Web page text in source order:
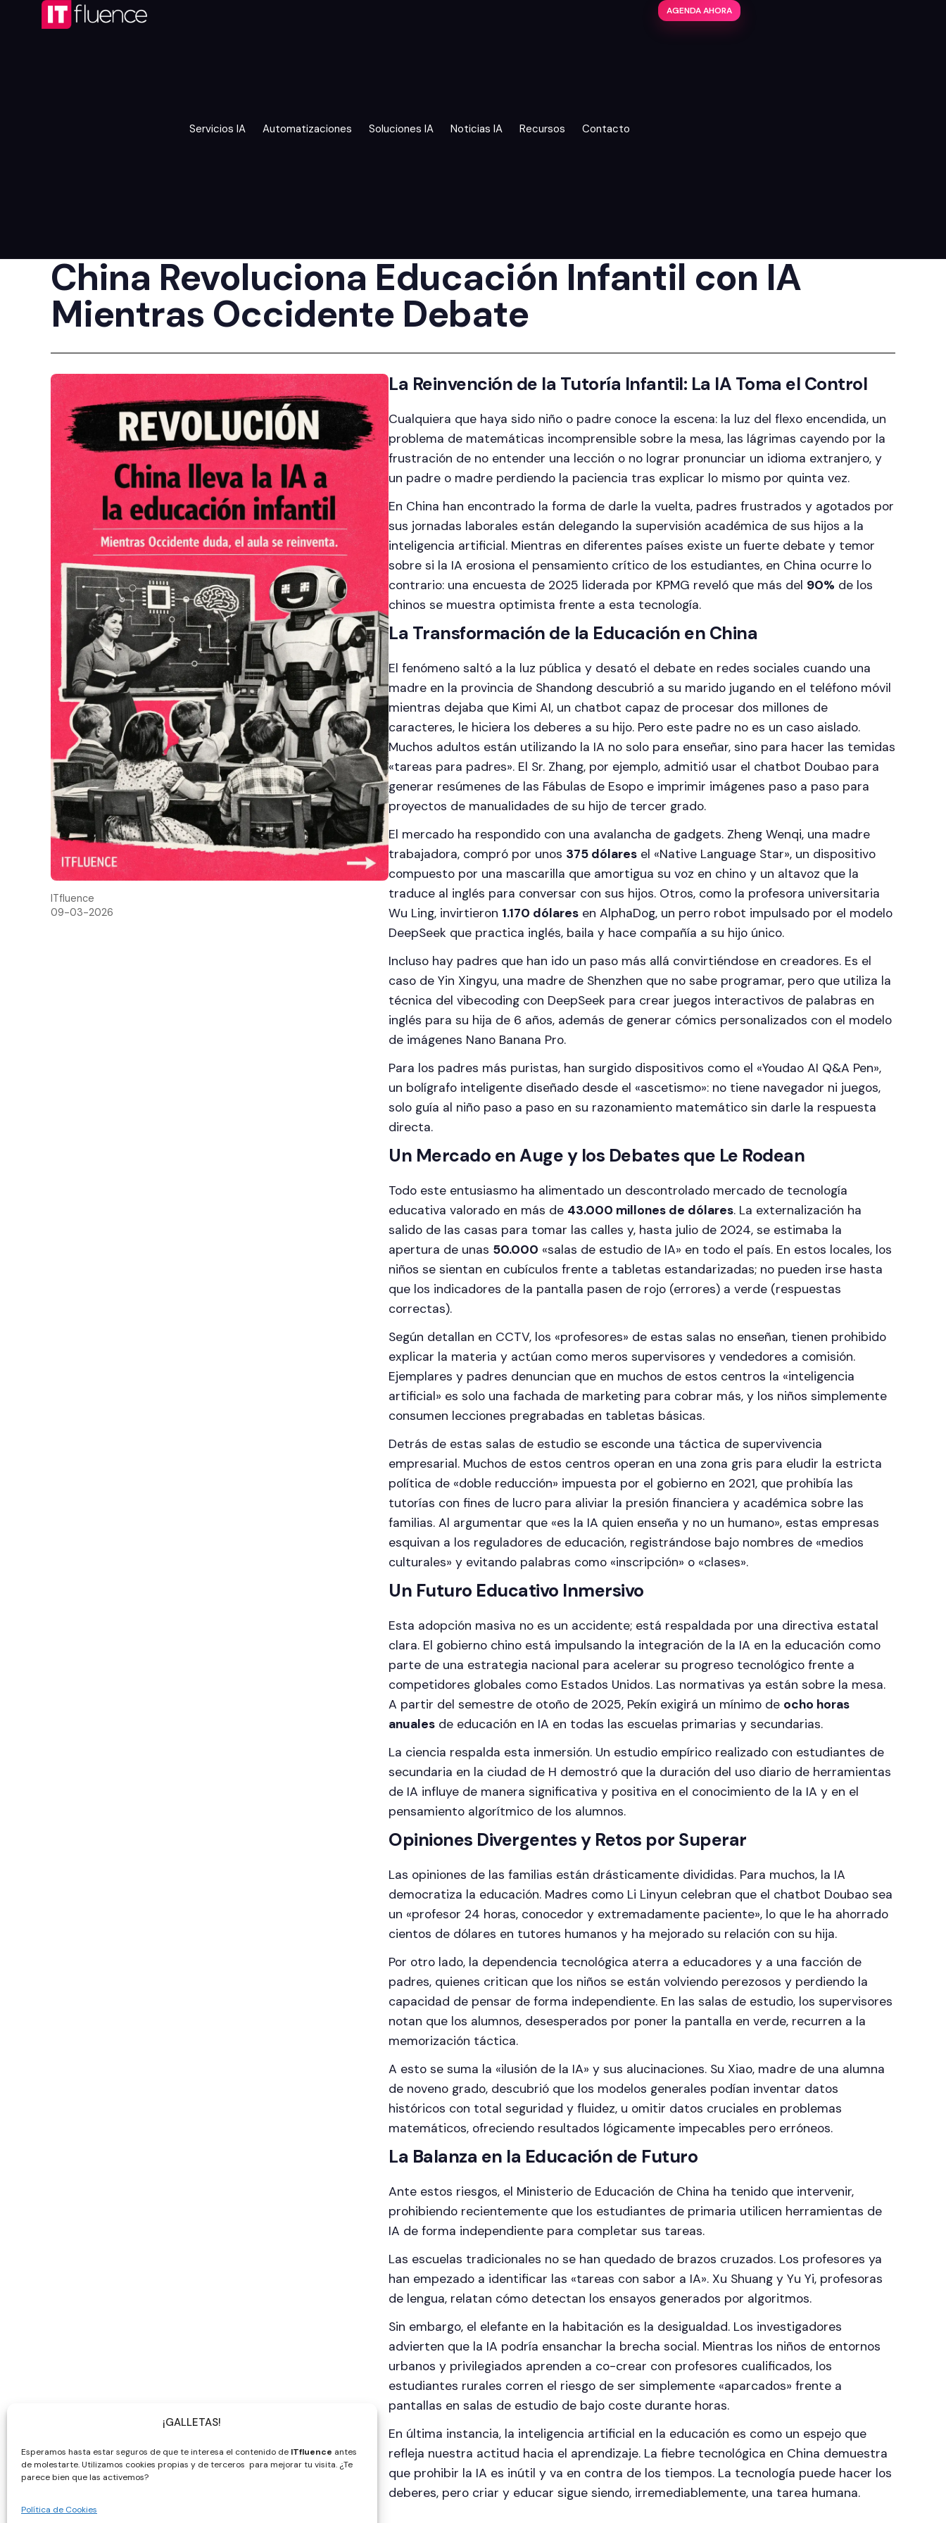
¡GALLETAS!
Esperamos hasta estar seguros de que te interesa el contenido de ITfluence antes
de molestarte. Utilizamos cookies propias y de terceros para mejorar tu visita. ¿Te
parece bien que las activemos?
Política de Cookies
Servicios IA Automatizaciones Soluciones IA Noticias IA Recursos Contacto
AGENDA AHORA
China Revoluciona Educación Infantil con IA
Mientras Occidente Debate
ITfluence
09-03-2026
La Reinvención de la Tutoría Infantil: La IA Toma el Control
Cualquiera que haya sido niño o padre conoce la escena: la luz del flexo encendida, un
problema de matemáticas incomprensible sobre la mesa, las lágrimas cayendo por la
frustración de no entender una lección o no lograr pronunciar un idioma extranjero, y
un padre o madre perdiendo la paciencia tras explicar lo mismo por quinta vez.
En China han encontrado la forma de darle la vuelta, padres frustrados y agotados por
sus jornadas laborales están delegando la supervisión académica de sus hijos a la
inteligencia artificial. Mientras en diferentes países existe un fuerte debate y temor
sobre si la IA erosiona el pensamiento crítico de los estudiantes, en China ocurre lo
contrario: una encuesta de 2025 liderada por KPMG reveló que más del 90% de los
chinos se muestra optimista frente a esta tecnología.
La Transformación de la Educación en China
El fenómeno saltó a la luz pública y desató el debate en redes sociales cuando una
madre en la provincia de Shandong descubrió a su marido jugando en el teléfono móvil
mientras dejaba que Kimi AI, un chatbot capaz de procesar dos millones de
caracteres, le hiciera los deberes a su hijo. Pero este padre no es un caso aislado.
Muchos adultos están utilizando la IA no solo para enseñar, sino para hacer las temidas
«tareas para padres». El Sr. Zhang, por ejemplo, admitió usar el chatbot Doubao para
generar resúmenes de las Fábulas de Esopo e imprimir imágenes paso a paso para
proyectos de manualidades de su hijo de tercer grado.
El mercado ha respondido con una avalancha de gadgets. Zheng Wenqi, una madre
trabajadora, compró por unos 375 dólares el «Native Language Star», un dispositivo
compuesto por una mascarilla que amortigua su voz en chino y un altavoz que la
traduce al inglés para conversar con sus hijos. Otros, como la profesora universitaria
Wu Ling, invirtieron 1.170 dólares en AlphaDog, un perro robot impulsado por el modelo
DeepSeek que practica inglés, baila y hace compañía a su hijo único.
Incluso hay padres que han ido un paso más allá convirtiéndose en creadores. Es el
caso de Yin Xingyu, una madre de Shenzhen que no sabe programar, pero que utiliza la
técnica del vibecoding con DeepSeek para crear juegos interactivos de palabras en
inglés para su hija de 6 años, además de generar cómics personalizados con el modelo
de imágenes Nano Banana Pro.
Para los padres más puristas, han surgido dispositivos como el «Youdao AI Q&A Pen»,
un bolígrafo inteligente diseñado desde el «ascetismo»: no tiene navegador ni juegos,
solo guía al niño paso a paso en su razonamiento matemático sin darle la respuesta
directa.
Un Mercado en Auge y los Debates que Le Rodean
Todo este entusiasmo ha alimentado un descontrolado mercado de tecnología
educativa valorado en más de 43.000 millones de dólares. La externalización ha
salido de las casas para tomar las calles y, hasta julio de 2024, se estimaba la
apertura de unas 50.000 «salas de estudio de IA» en todo el país. En estos locales, los
niños se sientan en cubículos frente a tabletas estandarizadas; no pueden irse hasta
que los indicadores de la pantalla pasen de rojo (errores) a verde (respuestas
correctas).
Según detallan en CCTV, los «profesores» de estas salas no enseñan, tienen prohibido
explicar la materia y actúan como meros supervisores y vendedores a comisión.
Ejemplares y padres denuncian que en muchos de estos centros la «inteligencia
artificial» es solo una fachada de marketing para cobrar más, y los niños simplemente
consumen lecciones pregrabadas en tabletas básicas.
Detrás de estas salas de estudio se esconde una táctica de supervivencia
empresarial. Muchos de estos centros operan en una zona gris para eludir la estricta
política de «doble reducción» impuesta por el gobierno en 2021, que prohibía las
tutorías con fines de lucro para aliviar la presión financiera y académica sobre las
familias. Al argumentar que «es la IA quien enseña y no un humano», estas empresas
esquivan a los reguladores de educación, registrándose bajo nombres de «medios
culturales» y evitando palabras como «inscripción» o «clases».
Un Futuro Educativo Inmersivo
Esta adopción masiva no es un accidente; está respaldada por una directiva estatal
clara. El gobierno chino está impulsando la integración de la IA en la educación como
parte de una estrategia nacional para acelerar su progreso tecnológico frente a
competidores globales como Estados Unidos. Las normativas ya están sobre la mesa.
A partir del semestre de otoño de 2025, Pekín exigirá un mínimo de ocho horas
anuales de educación en IA en todas las escuelas primarias y secundarias.
La ciencia respalda esta inmersión. Un estudio empírico realizado con estudiantes de
secundaria en la ciudad de H demostró que la duración del uso diario de herramientas
de IA influye de manera significativa y positiva en el conocimiento de la IA y en el
pensamiento algorítmico de los alumnos.
Opiniones Divergentes y Retos por Superar
Las opiniones de las familias están drásticamente divididas. Para muchos, la IA
democratiza la educación. Madres como Li Linyun celebran que el chatbot Doubao sea
un «profesor 24 horas, conocedor y extremadamente paciente», lo que le ha ahorrado
cientos de dólares en tutores humanos y ha mejorado su relación con su hija.
Por otro lado, la dependencia tecnológica aterra a educadores y a una facción de
padres, quienes critican que los niños se están volviendo perezosos y perdiendo la
capacidad de pensar de forma independiente. En las salas de estudio, los supervisores
notan que los alumnos, desesperados por poner la pantalla en verde, recurren a la
memorización táctica.
A esto se suma la «ilusión de la IA» y sus alucinaciones. Su Xiao, madre de una alumna
de noveno grado, descubrió que los modelos generales podían inventar datos
históricos con total seguridad y fluidez, u omitir datos cruciales en problemas
matemáticos, ofreciendo resultados lógicamente impecables pero erróneos.
La Balanza en la Educación de Futuro
Ante estos riesgos, el Ministerio de Educación de China ha tenido que intervenir,
prohibiendo recientemente que los estudiantes de primaria utilicen herramientas de
IA de forma independiente para completar sus tareas.
Las escuelas tradicionales no se han quedado de brazos cruzados. Los profesores ya
han empezado a identificar las «tareas con sabor a IA». Xu Shuang y Yu Yi, profesoras
de lengua, relatan cómo detectan los ensayos generados por algoritmos.
Sin embargo, el elefante en la habitación es la desigualdad. Los investigadores
advierten que la IA podría ensanchar la brecha social. Mientras los niños de entornos
urbanos y privilegiados aprenden a co-crear con profesores cualificados, los
estudiantes rurales corren el riesgo de ser simplemente «aparcados» frente a
pantallas en salas de estudio de bajo coste durante horas.
En última instancia, la inteligencia artificial en la educación es como un espejo que
refleja nuestra actitud hacia el aprendizaje. La fiebre tecnológica en China demuestra
que prohibir la IA es inútil y va en contra de los tiempos. La tecnología puede hacer los
deberes, pero criar y educar sigue siendo, irremediablemente, una tarea humana.